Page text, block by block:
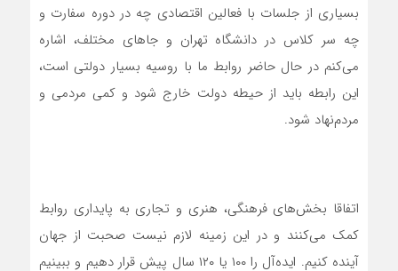
بسیاری از جلسات با فعالین اقتصادی چه در دوره سفارت و
چه سر کلاس در دانشگاه تهران و جاهای مختلف، اشاره
می‌کنم در حال‌ حاضر روابط ما با روسیه بسیار دولتی است،
این رابطه باید از حیطه دولت خارج شود و کمی مردمی و
مردم‌نهاد شود.
اتفاقا بخش‌های فرهنگی، هنری و تجاری به پایداری روابط
کمک می‌کنند و در این زمینه لازم نیست صحبت از جهان
آینده کنیم. ایده‌آل را ۱۰۰ یا ۱۲۰ سال پیش قرار دهیم و ببینیم